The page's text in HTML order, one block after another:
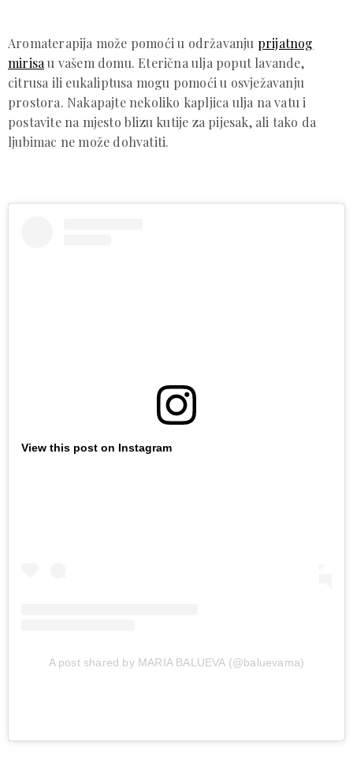
Aromaterapija može pomoći u održavanju prijatnog
mirisau vašem domu. Eterična ulja poput lavande,
citrusa ili eukaliptusa mogu pomoći u osvježavanju
prostora. Nakapajte nekoliko kapljica ulja na vatu i
postavite na mjesto blizu kutije za pijesak, ali tako da
ljubimac ne može dohvatiti.
View this post on Instagram
A post shared by MARIA BALUEVA (@baluevama)